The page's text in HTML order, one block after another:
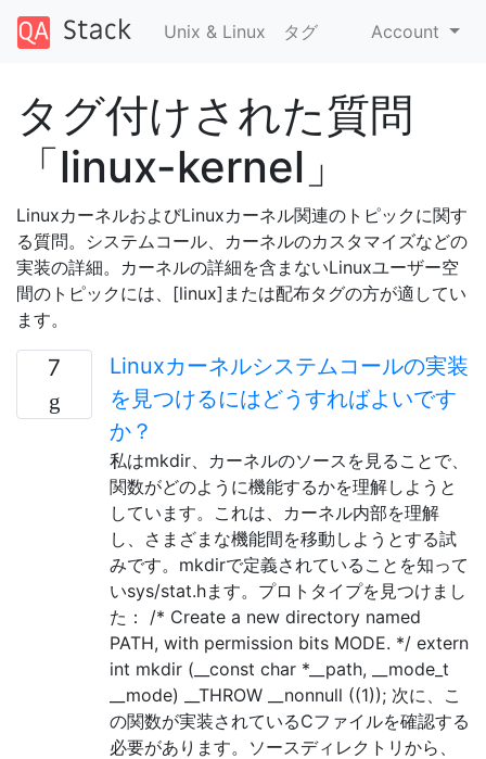
Unix & Linux タグ Account
タグ付けされた質問
「linux-kernel」
Linuxカーネルお​​よびLinuxカーネル関連のトピックに関す
る質問。システムコール、カーネルのカスタマイズなどの
実装の詳細。カーネルの詳細を含まないLinuxユーザー空
間のトピックには、[linux]または配布タグの方が適してい
ます。
7
Linuxカーネルシステムコールの実装
を見つけるにはどうすればよいです
か？
私はmkdir、カーネルのソースを見ることで、
関数がどのように機能するかを理解しようと
しています。これは、カーネル内部を理解
し、さまざまな機能間を移動しようとする試
みです。mkdirで定義されていることを知って
いsys/stat.hます。プロトタイプを見つけまし
た： /* Create a new directory named
PATH, with permission bits MODE. */ extern
int mkdir (__const char *__path, __mode_t
__mode) __THROW __nonnull ((1)); 次に、こ
の関数が実装されているCファイルを確認する
必要があります。ソースディレクトリから、